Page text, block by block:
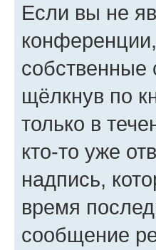
Если вы не
щёлкнув по
только в
кто-то уже
надпись,
время
сообщение